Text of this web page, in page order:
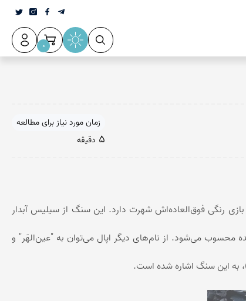
0
زمان مورد نیاز برای مطالعه
5 دقیقه
رنگی فوق‌العاده‌اش شهرت دارد. این سنگ از سیلیس آبدار
سنگی نسبتاً شکننده محسوب می‌شود. از نام‌های دیگر اپال می‌توان به "عین‌الهَر" و
به این سنگ اشاره شده است.